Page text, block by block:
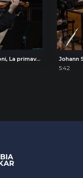
Antonio Vivaldi: Le quattro stagioni, La primavera (The Four Seasons, Spring), II. Largo e pianissimo sempre
5:42